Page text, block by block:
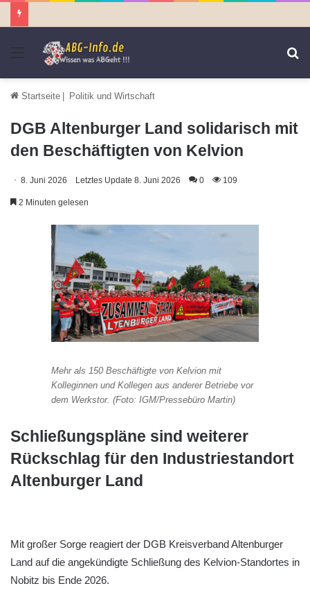
Menü
Startseite | Politik und Wirtschaft
DGB Altenburger Land solidarisch mit
den Beschäftigten von Kelvion
8. Juni 2026 Letztes Update 8. Juni 2026 0 109
2 Minuten gelesen
Mehr als 150 Beschäftigte von Kelvion mit
Kolleginnen und Kollegen aus anderer Betriebe vor
dem Werkstor. (Foto: IGM/Pressebüro Martin)
Schließungspläne sind weiterer
Rückschlag für den Industriestandort
Altenburger Land
Mit großer Sorge reagiert der DGB Kreisverband Altenburger
Land auf die angekündigte Schließung des Kelvion-Standortes in
Nobitz bis Ende 2026.